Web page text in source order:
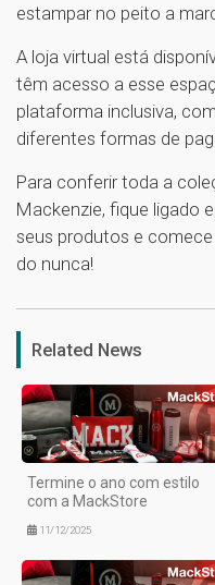
estampar no peito a
A loja virtual está
têm acesso a esse
plataforma inclusiva,
diferentes formas de
Para conferir toda a
Mackenzie, fique ligado
seus produtos e
do nunca!
Related News
Termine o ano com estilo
com a MackStore
11/12/2025